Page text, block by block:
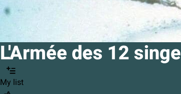
L'Armée des 12
My list